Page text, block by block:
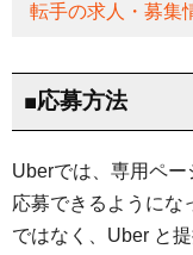
転手の求⼈・募集
■応募方法
Uberでは、専用ペ
応募できるようにな
ではなく、Uber と